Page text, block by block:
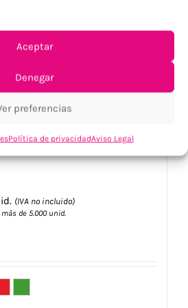
Aceptar
Denegar
preferencias
Política de privacidadAviso Legal
se
pueden
la
página
producto
(IVA no incluido)
de 5.000 unid.